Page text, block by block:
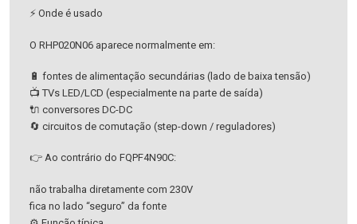
⚡ Onde é usado
O RHP020N06 aparece normalmente em:
🔋 fontes de alimentação secundárias (lado de baixa tensão)
📺 TVs LED/LCD (especialmente na parte de saída)
🔌 conversores DC-DC
🔄 circuitos de comutação (step-down / reguladores)
👉 Ao contrário do FQPF4N90C:
não trabalha diretamente com 230V
fica no lado “seguro” da fonte